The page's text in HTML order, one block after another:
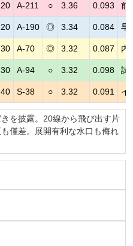
20 A-211 ○ 3.36 0.093 前
20 A-190 ◎ 3.34 0.084 早
30 A-70 ◎ 3.32 0.087 内
30 A-94 ○ 3.32 0.098 試
40 S-38 ○ 3.32 0.091 イ
を披露。20線から飛び出す片
僅差。展開有利な水口も侮れ